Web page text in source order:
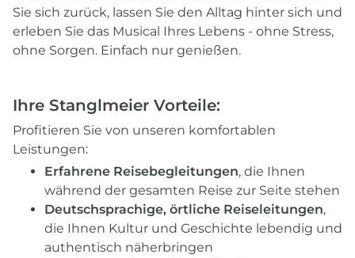
Sie sich zurück, lassen Sie den Alltag hinter sich und
erleben Sie das Musical Ihres Lebens - ohne Stress,
ohne Sorgen. Einfach nur genießen.
Ihre Stanglmeier Vorteile:
Profitieren Sie von unseren komfortablen
Leistungen:
Erfahrene Reisebegleitungen, die Ihnen
während der gesamten Reise zur Seite stehen
Deutschsprachige, örtliche Reiseleitungen,
die Ihnen Kultur und Geschichte lebendig und
authentisch näherbringen